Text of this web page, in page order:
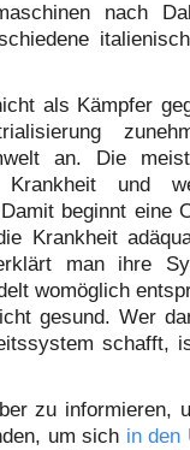
nach
als Kämpfer
an. Die
und
beginnt eine
Krankheit
man ihre
womöglich
gesund. Wer
schafft,
zu informieren,
um sich in den